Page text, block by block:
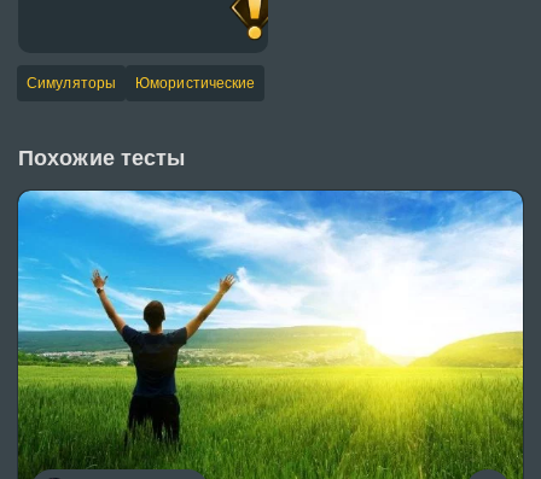
Симуляторы Юмористические
Похожие тесты